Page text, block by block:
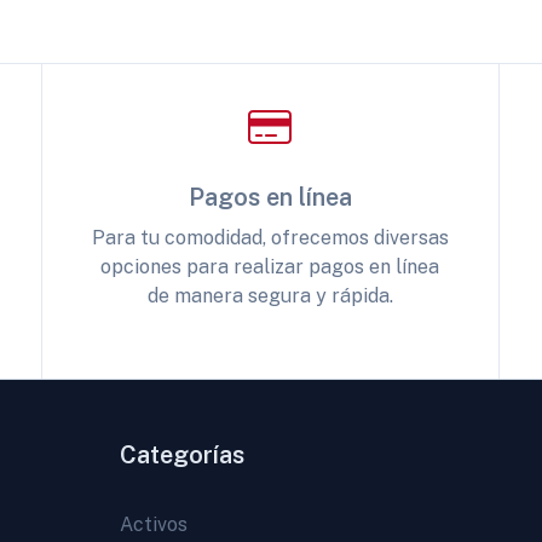
Pagos en línea
Para tu comodidad, ofrecemos diversas
opciones para realizar pagos en línea
de manera segura y rápida.
Categorías
Activos